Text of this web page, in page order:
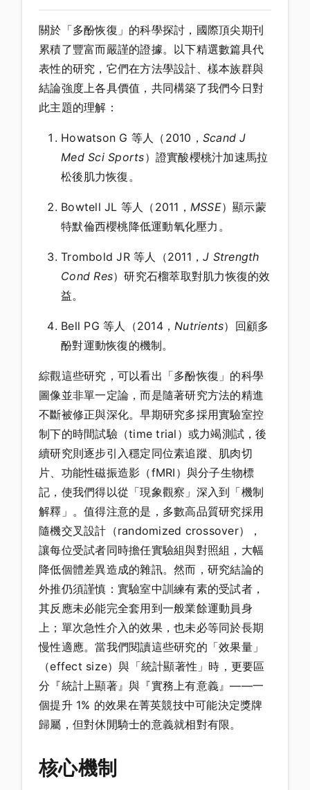
關於「多酚恢復」的科學探討，國際頂尖期刊
累積了豐富而嚴謹的證據。以下精選數篇具代
表性的研究，它們在方法學設計、樣本族群與
結論強度上各具價值，共同構築了我們今日對
此主題的理解：
Howatson G 等人（2010， Scand J
Med Sci Sports）證實酸櫻桃汁加速馬拉
松後肌力恢復。
Bowtell JL 等人（2011， MSSE）顯示蒙
特默倫西櫻桃降低運動氧化壓力。
Trombold JR 等人（2011， J Strength
Cond Res）研究石榴萃取對肌力恢復的效
益。
Bell PG 等人（2014， Nutrients）回顧多
酚對運動恢復的機制。
綜觀這些研究，可以看出「多酚恢復」的科學
圖像並非單一定論，而是隨著研究方法的精進
不斷被修正與深化。早期研究多採用實驗室控
制下的時間試驗（time trial）或力竭測試，後
續研究則逐步引入穩定同位素追蹤、肌肉切
片、功能性磁振造影（fMRI）與分子生物標
記，使我們得以從「現象觀察」深入到「機制
解釋」。值得注意的是，多數高品質研究採用
隨機交叉設計（randomized crossover），
讓每位受試者同時擔任實驗組與對照組，大幅
降低個體差異造成的雜訊。然而，研究結論的
外推仍須謹慎：實驗室中訓練有素的受試者，
其反應未必能完全套用到一般業餘運動員身
上；單次急性介入的效果，也未必等同於長期
慢性適應。當我們閱讀這些研究的「效果量」
（effect size）與「統計顯著性」時，更要區
分『統計上顯著』與『實務上有意義』——一
個提升 1% 的效果在菁英競技中可能決定獎牌
歸屬，但對休閒騎士的意義就相對有限。
核心機制